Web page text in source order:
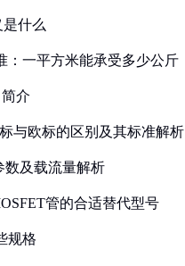
是什么
：一平方米能承受多少公斤
介
与欧标的区别及其标准解析
数及载流量解析
管的合适替代型号
规格